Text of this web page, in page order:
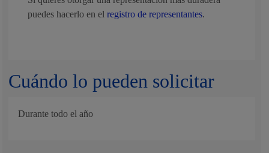
puedes hacerlo en elregistro de representantes.
Cuándo lo pueden solicitar
Durante todo el año